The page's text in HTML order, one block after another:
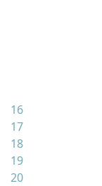
16
17
18
19
20